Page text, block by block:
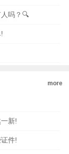
吗？🔍
more
新!
件!